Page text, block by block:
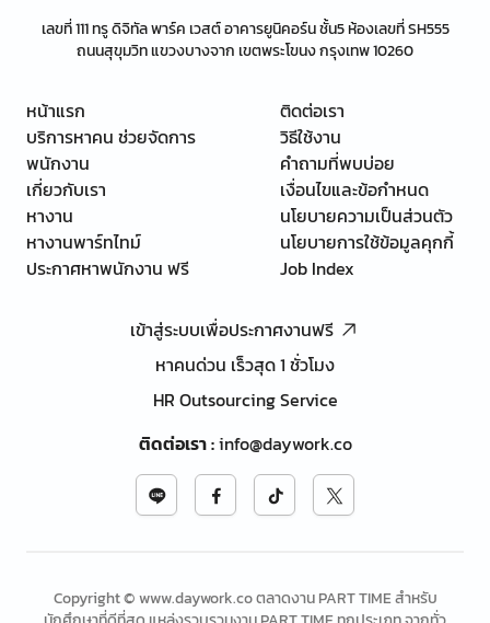
เลขที่ 111 ทรู ดิจิทัล พาร์ค เวสต์ อาคารยูนิคอร์น ชั้น5 ห้องเลขที่ SH555
ถนนสุขุมวิท แขวงบางจาก เขตพระโขนง กรุงเทพ 10260
หน้าแรก
บริการหาคน ช่วยจัดการ
พนักงาน
เกี่ยวกับเรา
หางาน
หางานพาร์ทไทม์
ประกาศหาพนักงาน ฟรี
ติดต่อเรา
วิธีใช้งาน
คำถามที่พบบ่อย
เงื่อนไขและข้อกำหนด
นโยบายความเป็นส่วนตัว
นโยบายการใช้ข้อมูลคุกกี้
Job Index
เข้าสู่ระบบเพื่อประกาศงานฟรี
หาคนด่วน เร็วสุด 1 ชั่วโมง
HR Outsourcing Service
ติดต่อเรา:info@daywork.co
Copyright © www.daywork.co ตลาดงาน PART TIME สำหรับ